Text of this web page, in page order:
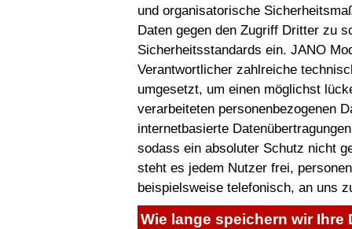
und organisatorische
Daten gegen den Zugriff Dritter zu
Sicherheitsstandards ein. JANO
Verantwortlicher zahlreiche
umgesetzt, um einen möglichst
verarbeiteten personenbezogenen
internetbasierte
sodass ein absoluter Schutz nicht
steht es jedem Nutzer frei,
beispielsweise telefonisch, an uns
Wie lange speichern wir Ihre